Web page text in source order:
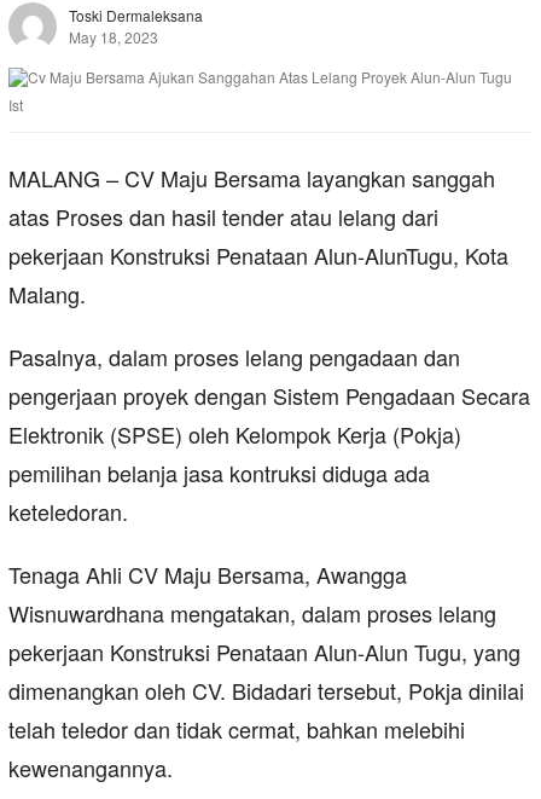
Toski Dermaleksana
May 18, 2023
Ist
MALANG – CV Maju Bersama layangkan sanggah
atas Proses dan hasil tender atau lelang dari
pekerjaan Konstruksi Penataan Alun-AlunTugu, Kota
Malang.
Pasalnya, dalam proses lelang pengadaan dan
pengerjaan proyek dengan Sistem Pengadaan Secara
Elektronik (SPSE) oleh Kelompok Kerja (Pokja)
pemilihan belanja jasa kontruksi diduga ada
keteledoran.
Tenaga Ahli CV Maju Bersama, Awangga
Wisnuwardhana mengatakan, dalam proses lelang
pekerjaan Konstruksi Penataan Alun-Alun Tugu, yang
dimenangkan oleh CV. Bidadari tersebut, Pokja dinilai
telah teledor dan tidak cermat, bahkan melebihi
kewenangannya.